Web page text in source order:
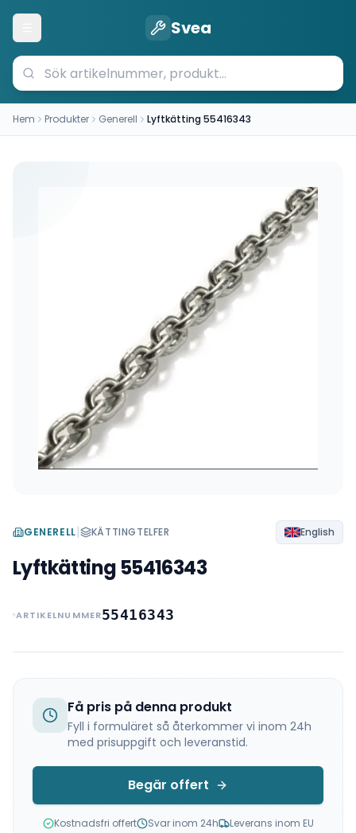
Öppna meny Svea
Hem Produkter Generell Lyftkätting 55416343
GENERELL| KÄTTINGTELFER English
Lyftkätting 55416343
ARTIKELNUMMER55416343
Få pris på denna produkt
Fyll i formuläret så återkommer vi inom 24h
med prisuppgift och leveranstid.
Begär offert
Kostnadsfri offert Svar inom 24h Leverans inom EU